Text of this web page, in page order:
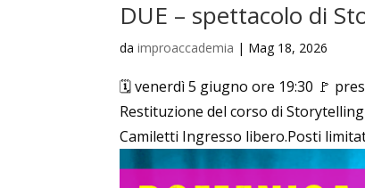
DUE – spettacolo di
daimproaccademia | Mag 18, 2026
🗓️ venerdì 5 giugno ore 19:30 🚩
Restituzione del corso di
Camiletti Ingresso libero.Posti